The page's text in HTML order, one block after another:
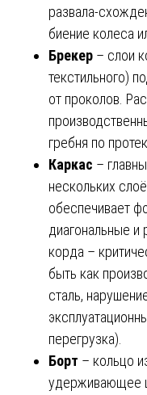
развала-
биение колеса
Брекер – слои
текстильного)
от проколов.
гребня по
Каркас –
нескольких
обеспечивает
диагональные и
корда –
быть как
сталь,
перегрузка).
Борт – кольцо
удерживающее